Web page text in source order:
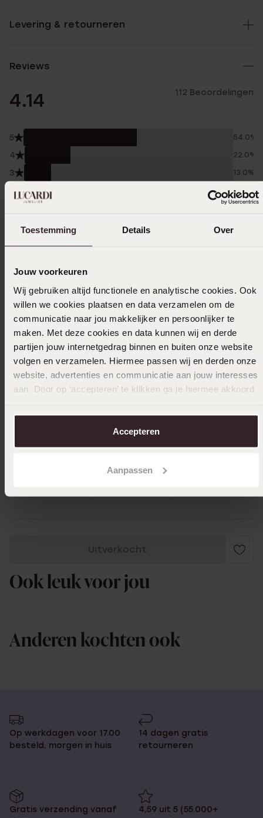
Toestemming Details Over
Jouw voorkeuren
Wij gebruiken altijd functionele en analytische cookies. Ook
willen we cookies plaatsen en data verzamelen om de
communicatie naar jou makkelijker en persoonlijker te
maken. Met deze cookies en data kunnen wij en derde
partijen jouw internetgedrag binnen en buiten onze website
volgen en verzamelen. Hiermee passen wij en derden onze
website, advertenties en communicatie aan jouw interesses
aan. Door op ‘accepteren’ te klikken ga je hiermee akkoord.
over in onscookiebeleid.
Accepteren
Aanpassen
Levering & retourneren
Reviews
4.14 112 Beoordelingen
5 54.0%
4 22.0%
3 13.0%
2 4.0%
Verzameld onder de
Trusted shops
Filter
14-05-2026 - Roegies
25-02-2026 - Jacqueline v.
21-02-2026 - Bergsma
Uitverkocht
Ook leuk voor jou
Anderen kochten ook
Op werkdagen voor 17.00
besteld, morgen in huis
14 dagen gratis
retourneren
Gratis verzending vanaf
4,59 uit 5 (55.000+